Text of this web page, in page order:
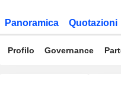
Panoramica Quotazioni
Profilo Governance